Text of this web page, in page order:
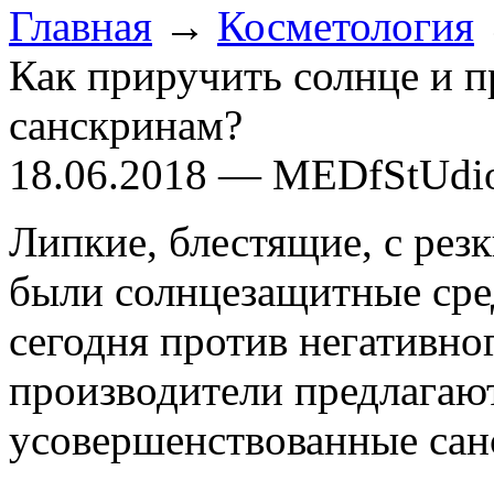
Главная → Косметология
Как приручить солнце и
санскринам?
18.06.2018 —
Липкие, блестящие, с
были солнцезащитные
сегодня против
производители
усовершенствованные